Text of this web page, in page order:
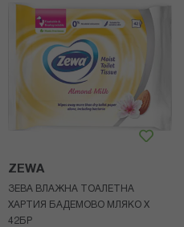
ZEWA
ЗЕВА ВЛАЖНА ТОАЛЕТНА
ХАРТИЯ БАДЕМОВО МЛЯКО Х
42БР